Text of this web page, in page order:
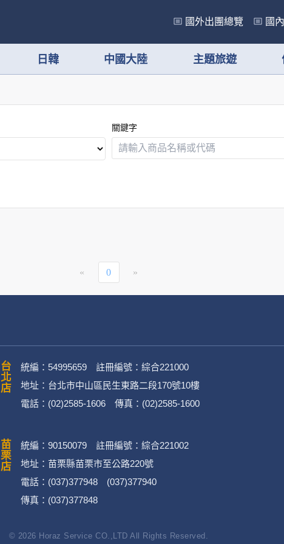
國外出團總覽 國
日韓 中國大陸 主題旅遊
關鍵字
« 0 »
台北店
統編：54995659 註冊編號：綜合221000
地址：台北市中山區民生東路二段170號10樓
電話：(02)2585-1606 傳真：(02)2585-1600
苗栗店
統編：90150079 註冊編號：綜合221002
地址：苗栗縣苗栗市至公路220號
電話：(037)377948 (037)377940
傳真：(037)377848
© 2026 Horaz Service CO.,LTD All Rights Reserved.